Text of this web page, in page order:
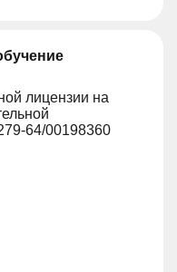
лицензии на
64/00198360